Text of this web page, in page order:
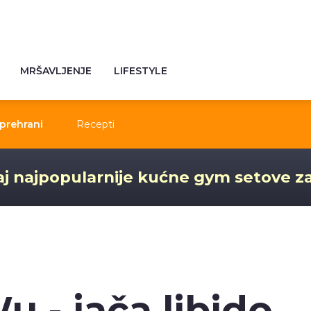
MRŠAVLJENJE LIFESTYLE
Recepti
najpopularnije kućne gym setove